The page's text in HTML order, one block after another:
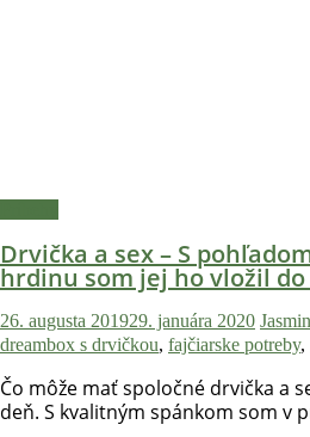
Drvička a sex – S
hrdinu som jej ho vložil
26. augusta 201929. januára 2020 Jasmin
dreambox s drvičkou, fajčiarske potreby,
Čo môže mať spoločné drvička a
deň. S kvalitným spánkom som v